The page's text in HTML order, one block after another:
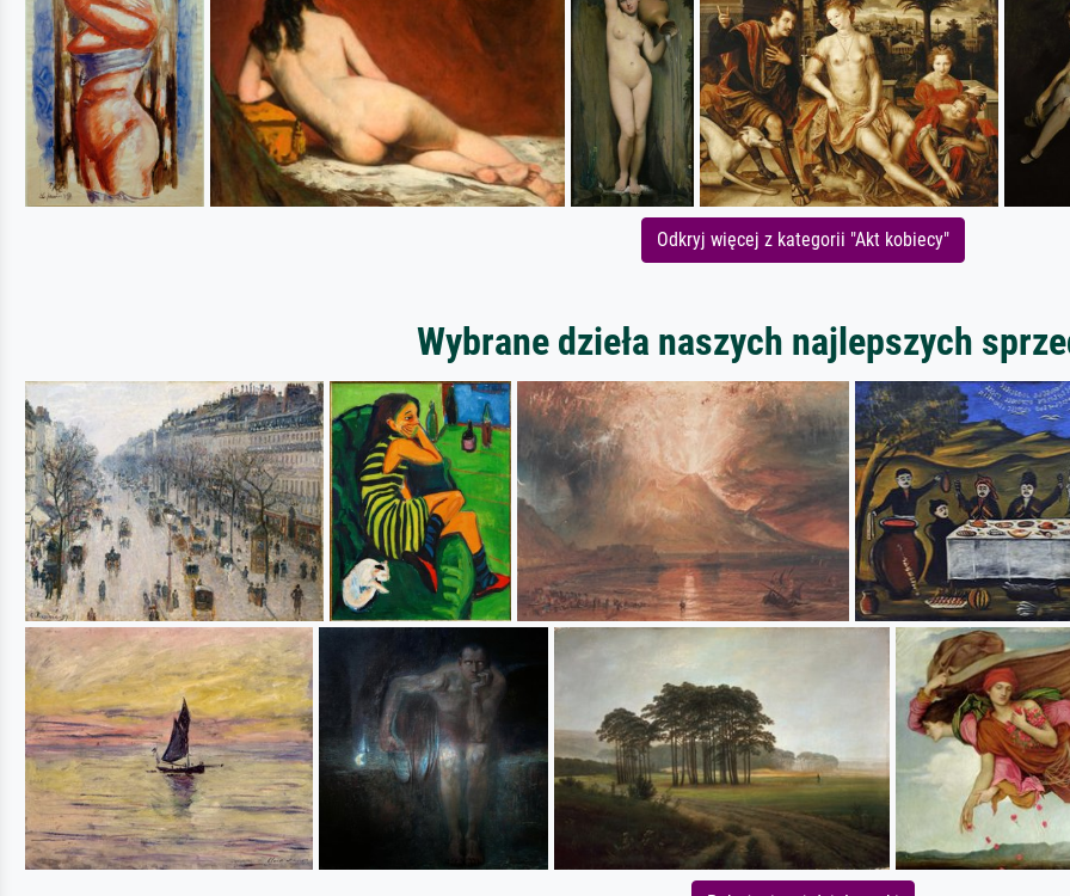
Odkryj więcej z kategorii "Akt kobiecy"
Wybrane dzieła naszych najlepszych